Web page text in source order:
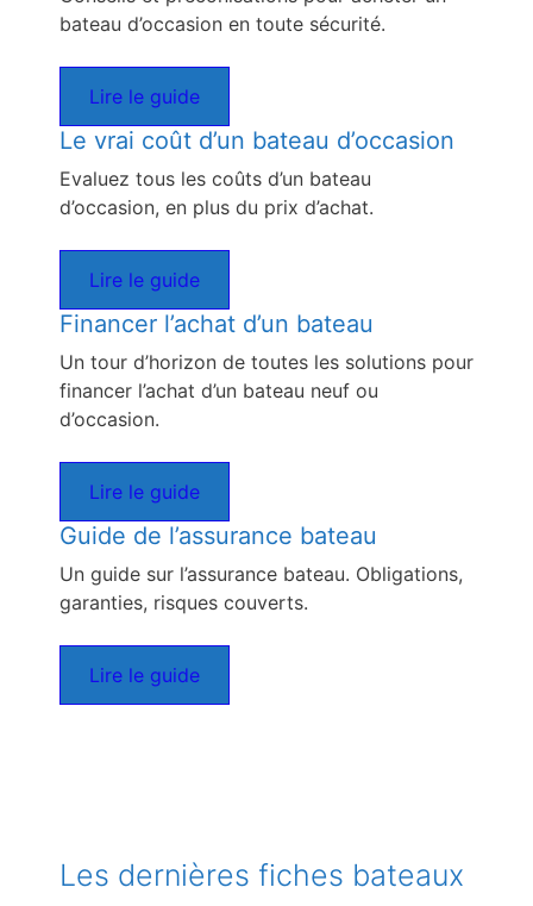
bateau d’occasion en toute sécurité.
Lire le guide
Le vrai coût d’un bateau d’occasion
Evaluez tous les coûts d’un bateau
d’occasion, en plus du prix d’achat.
Lire le guide
Financer l’achat d’un bateau
Un tour d’horizon de toutes les solutions pour
financer l’achat d’un bateau neuf ou
d’occasion.
Lire le guide
Guide de l’assurance bateau
Un guide sur l’assurance bateau. Obligations,
garanties, risques couverts.
Lire le guide
Les dernières fiches bateaux